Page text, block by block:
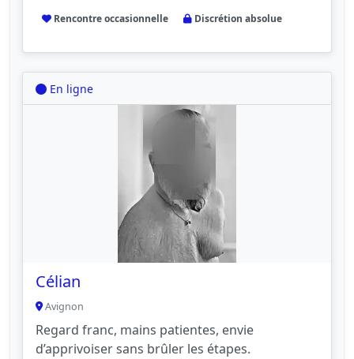
Rencontre occasionnelle Discrétion absolue
En ligne
Célian
Avignon
Regard franc, mains patientes, envie
d’apprivoiser sans brûler les étapes.